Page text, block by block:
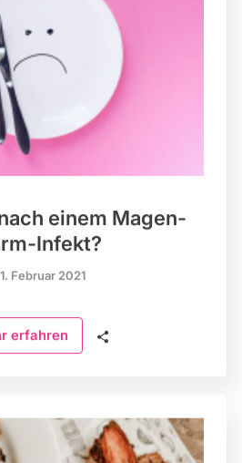
einem Magen-
Infekt?
Februar 2021
erfahren 🗣